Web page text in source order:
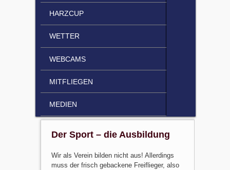
HARZCUP
WETTER
WEBCAMS
MITFLIEGEN
MEDIEN
Der Sport – die Ausbildung
Wir als Verein bilden nicht aus! Allerdings
muss der frisch gebackene Freiflieger, also